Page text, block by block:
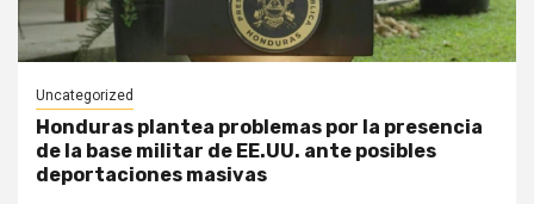
Uncategorized
Honduras plantea problemas por la presencia
de la base militar de EE.UU. ante posibles
deportaciones masivas